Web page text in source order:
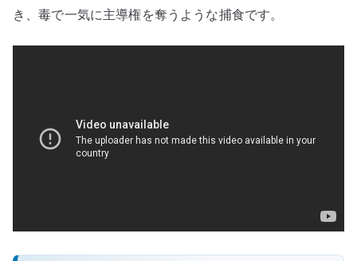
き、毒で一気に主導権を奪うような捕食です。